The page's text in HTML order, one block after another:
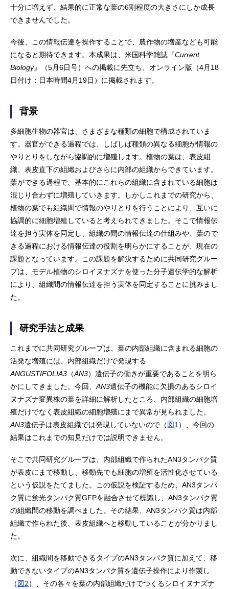
十分に増えず、結果的に正常な葉の6割程度の大きさにしか成長
できませんでした。
今後、この情報伝達を操作することで、農作物の増産なども可能
になると期待できます。本成果は、米国科学雑誌『Current
Biology』（5月6日号）への掲載に先立ち、オンライン版（4月18
日付け：日本時間4月19日）に掲載されます。
背景
多細胞生物の器官は、さまざまな種類の細胞で構成されていま
す。器官ができる過程では、しばしば種類の異なる細胞が情報の
やりとりをしながら協調的に増殖します。植物の葉は、表皮組
織、表皮直下の組織およびさらに内部の組織からできています。
葉ができる過程で、基本的にこれらの組織に含まれている細胞は
混じり合わずに増殖していきます。しかしこれまでの研究から、
植物の葉でも組織間で情報のやりとりを行うことにより、互いに
協調的に細胞増殖していると考えられてきました。そこで情報伝
達を担う実体を同定し、組織の間の情報伝達の仕組みや、葉ので
きる過程における情報伝達の役割を明らかにすることが、現在の
課題となっています。この課題を解決するために共同研究グルー
プは、モデル植物のシロイヌナズナを使った分子遺伝学的な解析
により、組織間の情報伝達を担う実体を同定することに挑みまし
た。
研究手法と成果
これまでに共同研究グループは、葉の内部組織に含まれる細胞の
活発な増殖には、内部組織だけで発現する
ANGUSTIFOLIA3 （AN3）遺伝子の働きが重要であることを明ら
かにしてきました。今回、 AN3遺伝子の機能に欠損のあるシロイ
ヌナズナ変異株の葉を詳細に解析したところ、内部組織の細胞増
殖だけでなく表皮組織の細胞増殖にまで異常が見られました。
AN3遺伝子は表皮組織では発現していないので（図1 ）、今回の
結果はこれまでの知見だけでは説明できません。
そこで共同研究グループは、内部組織で作られたAN3タンパク質
が表皮にまで移動し、移動先でも細胞の増殖を活性化させている
という仮説をたてました。この仮説を検証するため、AN3タンパ
ク質に蛍光タンパク質GFPを融合させて標識し、AN3タンパク質
の組織間の移動を調べました。その結果、AN3タンパク質は内部
組織で作られた後、表皮組織へと移動していることが分かりまし
た。
次に、組織間を移動できるタイプのAN3タンパク質に加えて、移
動できないタイプのAN3タンパク質を遺伝子操作により作製し
（図2）、その各々を葉の内部組織だけでつくるシロイヌナズナ